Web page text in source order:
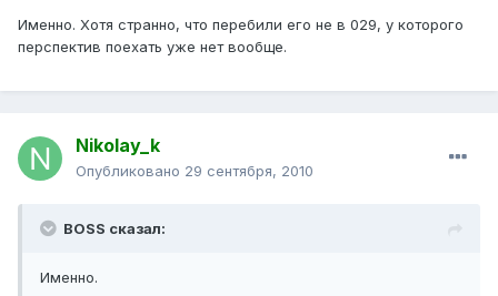
Именно. Хотя странно, что перебили его не в 029, у которого
перспектив поехать уже нет вообще.
Nikolay_k
Опубликовано 29 сентября, 2010
BOSS сказал:
Именно.